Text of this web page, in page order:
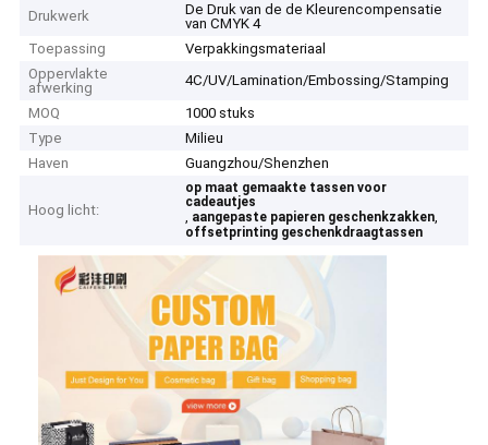
Drukwerk
De Druk van de de Kleurencompensatie
van CMYK 4
Toepassing
Verpakkingsmateriaal
Oppervlakte
afwerking
4C/UV/Lamination/Embossing/Stamping
MOQ
1000 stuks
Type
Milieu
Haven
Guangzhou/Shenzhen
Hoog licht:
op maat gemaakte tassen voor
cadeautjes
, aangepaste papieren geschenkzakken,
offsetprinting geschenkdraagtassen